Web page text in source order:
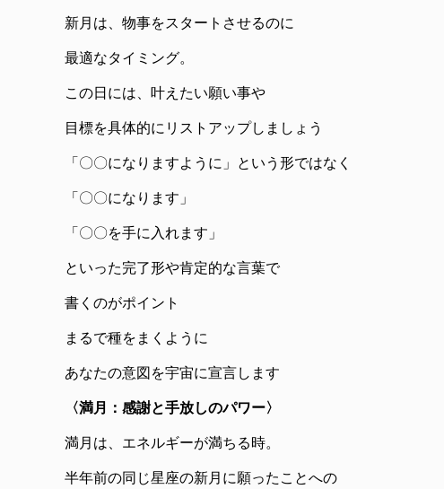
新月は、物事をスタートさせるのに
最適なタイミング。
この日には、叶えたい願い事や
目標を具体的にリストアップしましょう
「〇〇になりますように」という形ではなく
「〇〇になります」
「〇〇を手に入れます」
といった完了形や肯定的な言葉で
書くのがポイント
まるで種をまくように
あなたの意図を宇宙に宣言します
〈満月：感謝と手放しのパワー〉
満月は、エネルギーが満ちる時。
半年前の同じ星座の新月に願ったことへの